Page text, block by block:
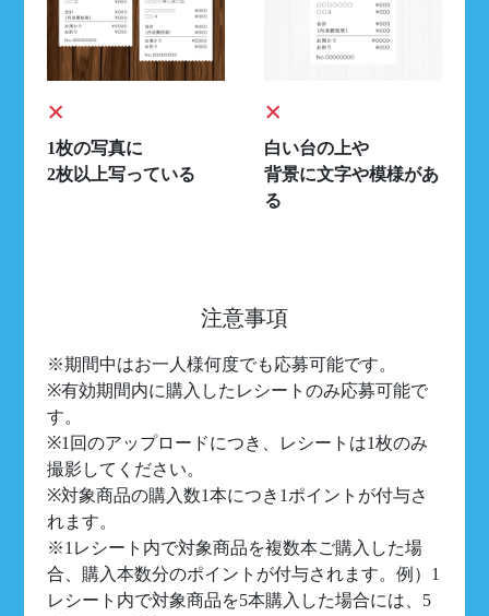
×
1枚の写真に
2枚以上写っている
×
白い台の上や
背景に文字や模様があ
る
注意事項
※期間中はお一人様何度でも応募可能です。
※有効期間内に購入したレシートのみ応募可能で
す。
※1回のアップロードにつき、レシートは1枚のみ
撮影してください。
※対象商品の購入数1本につき1ポイントが付与さ
れます。
※1レシート内で対象商品を複数本ご購入した場
合、購入本数分のポイントが付与されます。例）1
レシート内で対象商品を5本購入した場合には、5